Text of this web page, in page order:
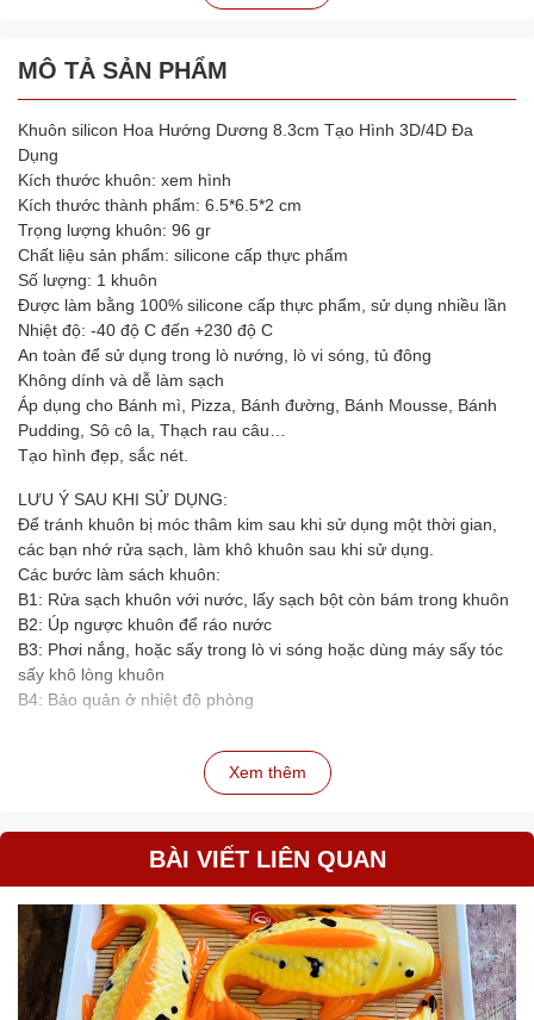
MÔ TẢ SẢN PHẨM
Khuôn silicon Hoa Hướng Dương 8.3cm Tạo Hình 3D/4D Đa
Dụng
Kích thước khuôn: xem hình
Kích thước thành phẩm: 6.5*6.5*2 cm
Trọng lượng khuôn: 96 gr
Chất liệu sản phẩm: silicone cấp thực phẩm
Số lượng: 1 khuôn
Được làm bằng 100% silicone cấp thực phẩm, sử dụng nhiều lần
Nhiệt độ: -40 độ C đến +230 độ C
An toàn để sử dụng trong lò nướng, lò vi sóng, tủ đông
Không dính và dễ làm sạch
Áp dụng cho Bánh mì, Pizza, Bánh đường, Bánh Mousse, Bánh
Pudding, Sô cô la, Thạch rau câu…
Tạo hình đẹp, sắc nét.
LƯU Ý SAU KHI SỬ DỤNG:
Để tránh khuôn bị móc thâm kim sau khi sử dụng một thời gian,
các bạn nhớ rửa sạch, làm khô khuôn sau khi sử dụng.
Các bước làm sách khuôn:
B1: Rửa sạch khuôn với nước, lấy sạch bột còn bám trong khuôn
B2: Úp ngược khuôn để ráo nước
B3: Phơi nắng, hoặc sấy trong lò vi sóng hoặc dùng máy sấy tóc
sấy khô lòng khuôn
B4: Bảo quản ở nhiệt độ phòng
Xem thêm
BÀI VIẾT LIÊN QUAN